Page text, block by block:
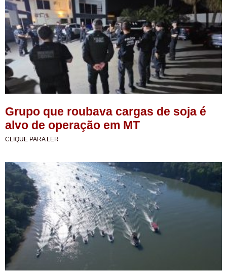
Grupo que roubava cargas de soja é
alvo de operação em MT
CLIQUE PARA LER